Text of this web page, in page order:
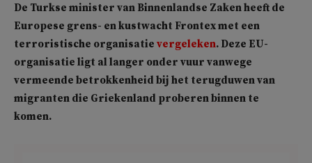
De Turkse minister van Binnenlandse Zaken heeft de
Europese grens- en kustwacht Frontex met een
terroristische organisatie vergeleken. Deze EU-
organisatie ligt al langer onder vuur vanwege
vermeende betrokkenheid bij het terugduwen van
migranten die Griekenland proberen binnen te
komen.